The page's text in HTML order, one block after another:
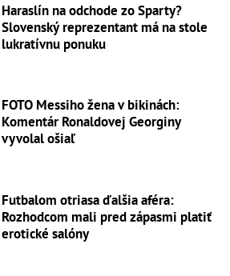
Haraslín na odchode zo Sparty?
Slovenský reprezentant má na stole
lukratívnu ponuku
FOTO Messiho žena v bikinách:
Komentár Ronaldovej Georginy
vyvolal ošiaľ
Futbalom otriasa ďalšia aféra:
Rozhodcom mali pred zápasmi platiť
erotické salóny